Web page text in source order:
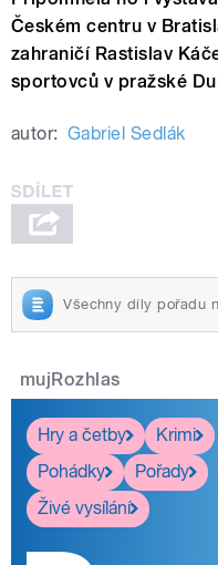
Českém centru v
zahraničí Rastislav
sportovců v pražské
autor: Gabriel Sedlák
Všechny díly pořadu
mujRozhlas
Hry a četby
Krimi
Pohádky
Pořady
Živé vysílání